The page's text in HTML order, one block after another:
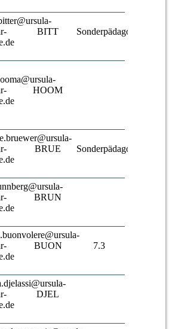
BITT Sonderpädagoge
HOOM
BRUE Sonderpädagogin
BRUN
BUON 7.3
DJEL